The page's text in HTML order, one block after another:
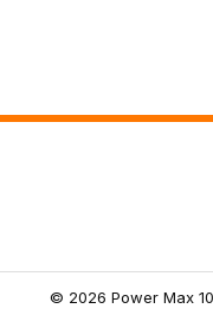
© 2026 Power Max